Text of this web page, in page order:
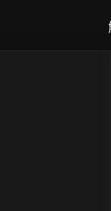
正在